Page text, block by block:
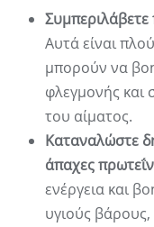
Αυτά είναι
μπορούν να
φλεγμονής και
του αίματος.
Καταναλώστε
άπαχες
ενέργεια και
υγιούς βάρους,